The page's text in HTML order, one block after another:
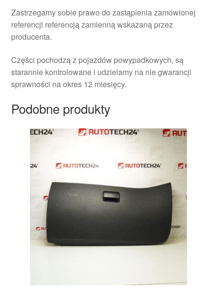
Zastrzegamy sobie prawo do zastąpienia zamówionej
referencji referencją zamienną wskazaną przez
producenta.
Części pochodzą z pojazdów powypadkowych, są
starannie kontrolowane i udzielamy na nie gwarancji
sprawności na okres 12 miesięcy.
Podobne produkty